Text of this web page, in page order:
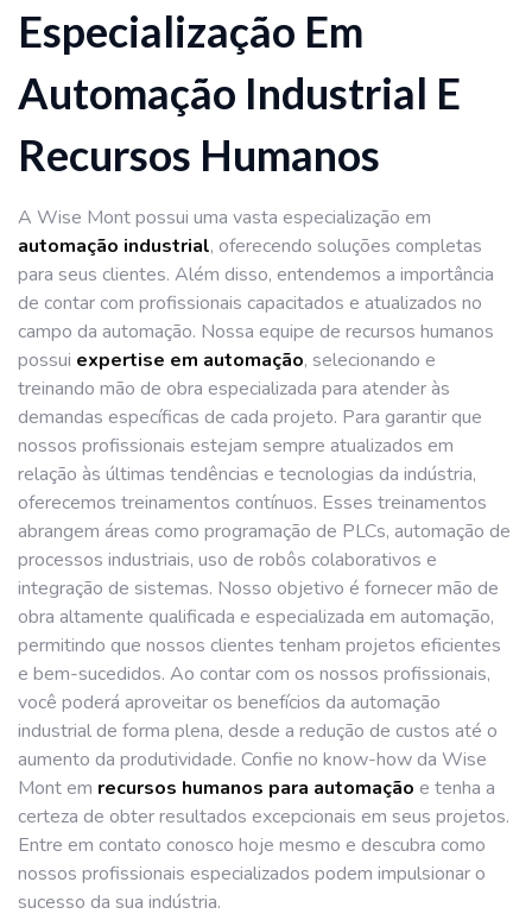
Especialização Em
Automação Industrial E
Recursos Humanos
A Wise Mont possui uma vasta especialização em
automação industrial, oferecendo soluções completas
para seus clientes. Além disso, entendemos a importância
de contar com profissionais capacitados e atualizados no
campo da automação. Nossa equipe de recursos humanos
possui expertise em automação, selecionando e
treinando mão de obra especializada para atender às
demandas específicas de cada projeto. Para garantir que
nossos profissionais estejam sempre atualizados em
relação às últimas tendências e tecnologias da indústria,
oferecemos treinamentos contínuos. Esses treinamentos
abrangem áreas como programação de PLCs, automação de
processos industriais, uso de robôs colaborativos e
integração de sistemas. Nosso objetivo é fornecer mão de
obra altamente qualificada e especializada em automação,
permitindo que nossos clientes tenham projetos eficientes
e bem-sucedidos. Ao contar com os nossos profissionais,
você poderá aproveitar os benefícios da automação
industrial de forma plena, desde a redução de custos até o
aumento da produtividade. Confie no know-how da Wise
Mont em recursos humanos para automação e tenha a
certeza de obter resultados excepcionais em seus projetos.
Entre em contato conosco hoje mesmo e descubra como
nossos profissionais especializados podem impulsionar o
sucesso da sua indústria.